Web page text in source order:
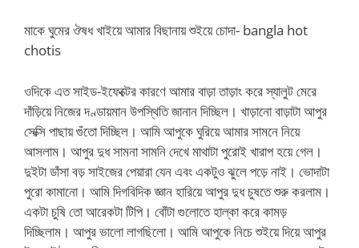
মাকে ঘুমের ঔষধ খাইয়ে আমার বিছানায় শুইয়ে চোদা- bangla hot
chotis
ওদিকে এত সাইড-ইফেক্টের কারণে আমার বাড়া তাড়াং করে স্যালুট মেরে
দাঁড়িয়ে নিজের দণ্ডায়মান উপস্থিতি জানান দিচ্ছিল। খাড়ানো বাড়াটা আপুর
সেক্সি পাছায় গুঁতো দিচ্ছিল। আমি আপুকে ঘুরিয়ে আমার সামনে নিয়ে
আসলাম। আপুর দুধ সামনা সামনি দেখে মাথাটা পুরোই খারাপ হয়ে গেল।
দুইটা ডাঁসা বড় সাইজের পেয়ারা যেন এবং একটুও ঝুলে পড়ে নাই। ভোদাটা
পুরো কামানো। আমি দিগবিদিক জ্ঞান হারিয়ে আপুর দুধ চুষতে শুরু করলাম।
একটা চুষি তো আরেকটা টিপি। বোঁটা গুলোতে হাল্কা করে কামড়
দিচ্ছিলাম। আপুর ভালো লাগছিলো। আমি আপুকে নিচে শুইয়ে দিয়ে আপুর